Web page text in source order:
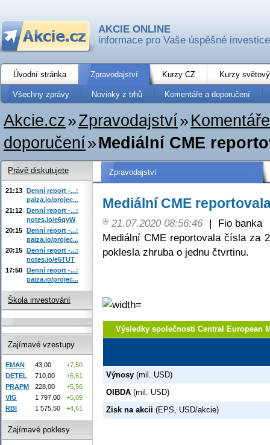
AKCIE ONLINE
informace pro Vaše úspěšné investice
Úvodní stránka Zpravodajství Kurzy CZ Kurzy
Všechny zprávy Novinky z trhů Komentáře a doporučení
Akcie.cz»Zpravodajství»
doporučení»Mediální CME
Zpravodajství
Mediální CME
21.07.2020 08:56:46 |
Fio banka
Mediální CME reportovala čísla za
poklesla zhruba o jednu čtvrtinu.
Výsledky společnosti Central European
Výnosy (mil. USD)
OIBDA (mil. USD)
Zisk na akcii (EPS, USD/akcie)
Právě diskutujete
21:13 Denní report -...:
paiza.io/projec...
21:12 Denní report -...:
notes.io/e6qyW
20:15 Denní report -...:
paiza.io/projec...
20:15 Denní report -...:
notes.io/e5TUT
17:50 Denní report -...:
paiza.io/projec...
Škola investování
Zajímavé vzestupy
EMAN 43,00
+7,50
DETEL
710,00
+6,61
PRAPM
228,00
+5,56
VIG
1 797,00
+5,09
RBI
1 575,50 +4,61
Zajímavé poklesy